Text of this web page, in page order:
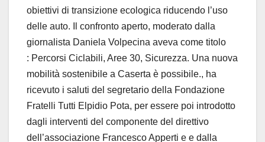
obiettivi di transizione ecologica riducendo l’uso
delle auto. Il confronto aperto, moderato dalla
giornalista Daniela Volpecina aveva come titolo
: Percorsi Ciclabili, Aree 30, Sicurezza. Una nuova
mobilità sostenibile a Caserta è possibile., ha
ricevuto i saluti del segretario della Fondazione
Fratelli Tutti Elpidio Pota, per essere poi introdotto
dagli interventi del componente del direttivo
dell’associazione Francesco Apperti e e dalla